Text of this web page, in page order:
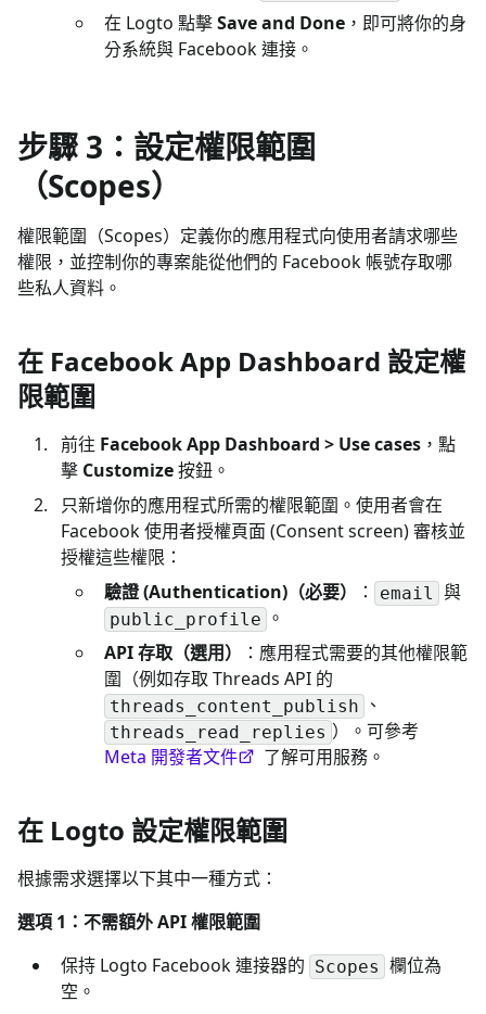
在 Logto 點擊Save and Done ，即可將你的身
分系統與 Facebook 連接。
步驟 3：設定權限範圍
（Scopes）
權限範圍（Scopes）定義你的應用程式向使用者請求哪些
權限，並控制你的專案能從他們的 Facebook 帳號存取哪
些私人資料。
在 Facebook App Dashboard 設定權
限範圍
前往 Facebook App Dashboard > Use cases ，點
擊 Customize按鈕。
只新增你的應用程式所需的權限範圍。使用者會在
Facebook 使用者授權頁面 (Consent screen) 審核並
授權這些權限：
驗證 (Authentication)（必要）
： email 與
public_profile 。
API 存取（選用）
：應用程式需要的其他權限範
圍（例如存取 Threads API 的
threads_content_publish 、
threads_read_replies ）。可參考
Meta 開發者文件
了解可用服務。
在 Logto 設定權限範圍
根據需求選擇以下其中一種方式：
選項 1：不需額外 API 權限範圍
保持 Logto Facebook 連接器的 Scopes 欄位為
空。